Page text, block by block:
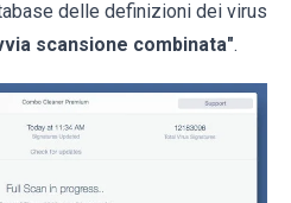
delle definizioni dei virus
scansione combinata".